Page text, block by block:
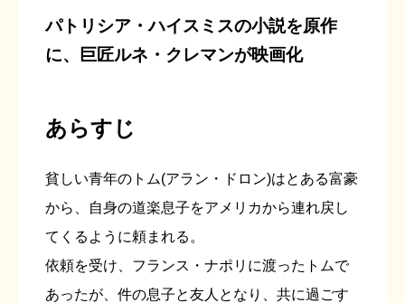
パトリシア・ハイスミスの小説を原作
に、巨匠ルネ・クレマンが映画化
あらすじ
貧しい青年のトム(アラン・ドロン)はとある富豪
から、自身の道楽息子をアメリカから連れ戻し
てくるように頼まれる。
依頼を受け、フランス・ナポリに渡ったトムで
あったが、件の息子と友人となり、共に過ごす